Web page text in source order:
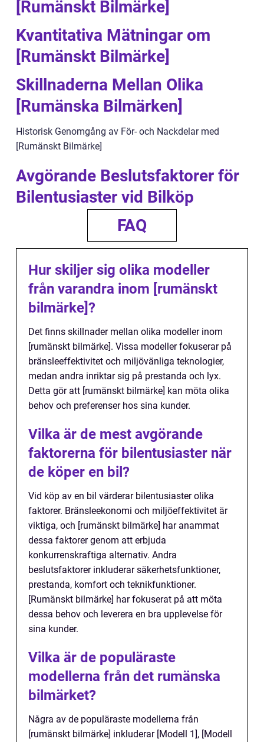
[Rumänskt Bilmärke]
Kvantitativa Mätningar om
[Rumänskt Bilmärke]
Skillnaderna Mellan Olika
[Rumänska Bilmärken]
Historisk Genomgång av För- och Nackdelar med
[Rumänskt Bilmärke]
Avgörande Beslutsfaktorer för
Bilentusiaster vid Bilköp
FAQ
Hur skiljer sig olika modeller
från varandra inom [rumänskt
bilmärke]?
Det finns skillnader mellan olika modeller inom
[rumänskt bilmärke]. Vissa modeller fokuserar på
bränsleeffektivitet och miljövänliga teknologier,
medan andra inriktar sig på prestanda och lyx.
Detta gör att [rumänskt bilmärke] kan möta olika
behov och preferenser hos sina kunder.
Vilka är de mest avgörande
faktorerna för bilentusiaster när
de köper en bil?
Vid köp av en bil värderar bilentusiaster olika
faktorer. Bränsleekonomi och miljöeffektivitet är
viktiga, och [rumänskt bilmärke] har anammat
dessa faktorer genom att erbjuda
konkurrenskraftiga alternativ. Andra
beslutsfaktorer inkluderar säkerhetsfunktioner,
prestanda, komfort och teknikfunktioner.
[Rumänskt bilmärke] har fokuserat på att möta
dessa behov och leverera en bra upplevelse för
sina kunder.
Vilka är de populäraste
modellerna från det rumänska
bilmärket?
Några av de populäraste modellerna från
[rumänskt bilmärke] inkluderar [Modell 1], [Modell